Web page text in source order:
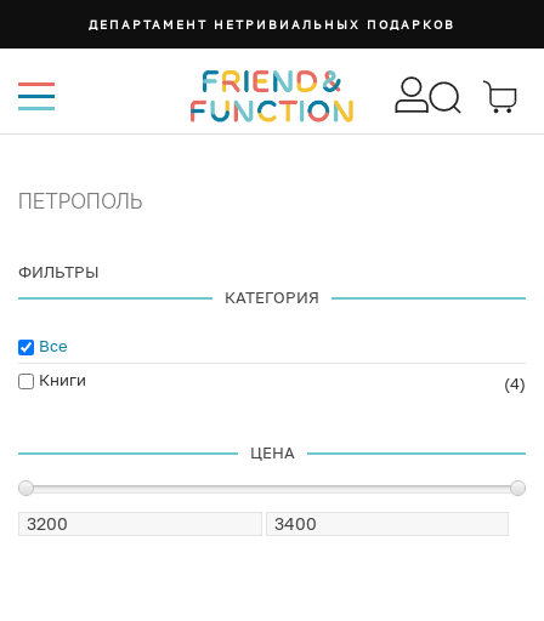
ДЕПАРТАМЕНТ НЕТРИВИАЛЬНЫХ ПОДАРКОВ
ПЕТРОПОЛЬ
ФИЛЬТРЫ
КАТЕГОРИЯ
Все
Книги
(4)
ЦЕНА